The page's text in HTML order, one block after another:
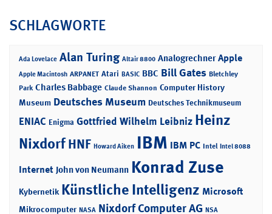
SCHLAGWORTE
Ada Lovelace Alan Turing Altair 8800 Analogrechner Apple
Apple Macintosh ARPANET Atari BASIC BBC Bill Gates Bletchley
Park Charles Babbage Claude Shannon Computer History
Museum Deutsches Museum Deutsches Technikmuseum
ENIAC Enigma Gottfried Wilhelm Leibniz Heinz
NixdorfHNF Howard Aiken IBM IBM PC Intel Intel 8088
Internet John von Neumann Konrad Zuse
Kybernetik Künstliche Intelligenz Microsoft
Mikrocomputer NASA Nixdorf Computer AG NSA